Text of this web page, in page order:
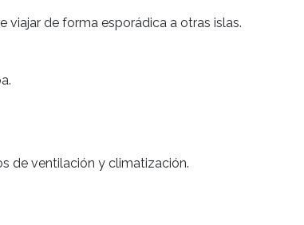
viajar de forma esporádica a otras islas.
de ventilación y climatización.